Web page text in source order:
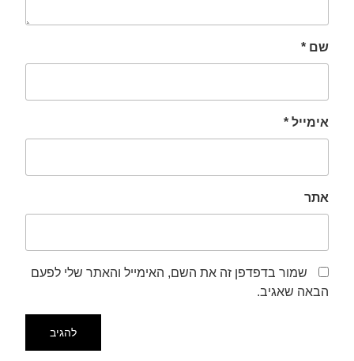
שם *
אימייל *
אתר
שמור בדפדפן זה את השם, האימייל והאתר שלי לפעם
הבאה שאגיב.